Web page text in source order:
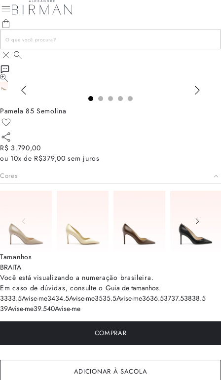
Pamela 85 Semolina
R$ 3.790,00
ou 10x de R$379,00 sem juros
Cores
Tamanhos
BRAITA
Você está visualizando a numeração brasileira.
Em caso de dúvidas, consulte o Guia de tamanhos.
3333.5Avise-me3434.5Avise-me3535.5Avise-me3636.53737.53838.5
39Avise-me39.540Avise-me
COMPRAR
ADICIONAR À SACOLA